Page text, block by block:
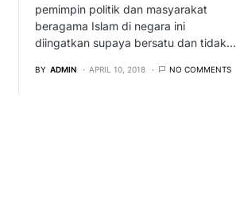
pemimpin politik dan masyarakat
beragama Islam di negara ini
diingatkan supaya bersatu dan tidak…
BY ADMIN APRIL 10, 2018 NO COMMENTS